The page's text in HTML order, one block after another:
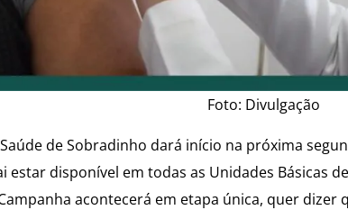
Foto: Divulgação
de Sobradinho dará início na próxima
estar disponível em todas as Unidades Básicas
acontecerá em etapa única, quer